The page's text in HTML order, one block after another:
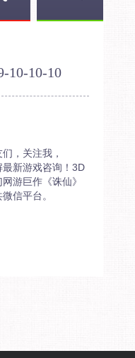
10-10-10
，关注我，
最新游戏咨询！3D
游巨作《诛仙》
信平台。